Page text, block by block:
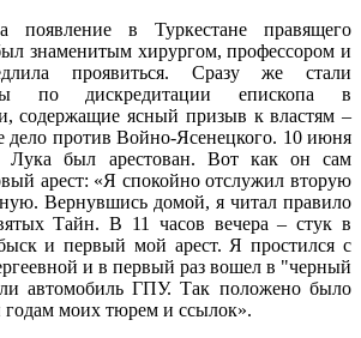
появление в Туркестане правящего
знаменитым хирургом, профессором и
проявиться. Сразу же стали
по дискредитации епископа в
содержащие ясный призыв к властям –
дело против Войно-Ясенецкого. 10 июня
Лука был арестован. Вот как он сам
арест: «Я спокойно отслужил вторую
Вернувшись домой, я читал правило
Тайн. В 11 часов вечера – стук в
и первый мой арест. Я простился с
и в первый раз вошел в "черный
автомобиль ГПУ. Так положено было
годам моих тюрем и ссылок».